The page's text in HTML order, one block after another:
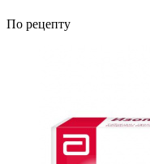
По рецепту